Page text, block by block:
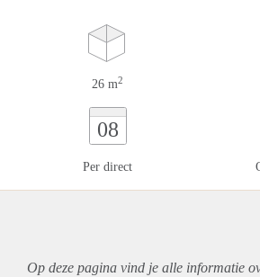
26 m2
08
Per direct
Op deze pagina vind je alle informatie